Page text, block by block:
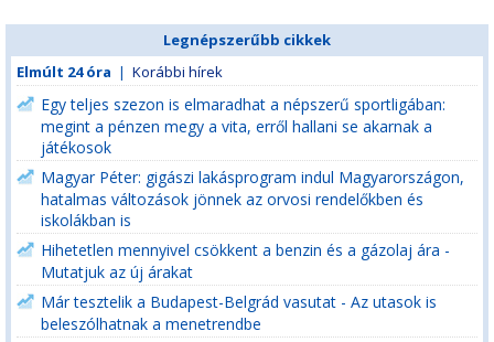
Legnépszerűbb cikkek
Elmúlt 24 óra | Korábbi hírek
Egy teljes szezon is elmaradhat a népszerű sportligában:
megint a pénzen megy a vita, erről hallani se akarnak a
játékosok
Magyar Péter: gigászi lakásprogram indul Magyarországon,
hatalmas változások jönnek az orvosi rendelőkben és
iskolákban is
Hihetetlen mennyivel csökkent a benzin és a gázolaj ára -
Mutatjuk az új árakat
Már tesztelik a Budapest-Belgrád vasutat - Az utasok is
beleszólhatnak a menetrendbe